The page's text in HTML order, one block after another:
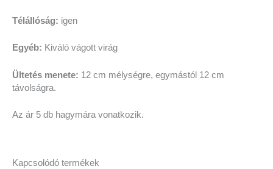
Télállóság: igen
Egyéb: Kiváló vágott virág
Ültetés menete: 12 cm mélységre, egymástól 12 cm
távolságra.
Az ár 5 db hagymára vonatkozik.
Kapcsolódó termékek